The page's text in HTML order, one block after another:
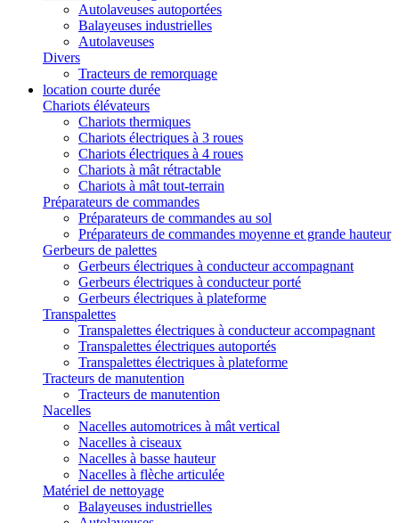
Autolaveuses autoportées
Balayeuses industrielles
Autolaveuses
Divers
Tracteurs de remorquage
location courte durée
Chariots élévateurs
Chariots thermiques
Chariots électriques à 3 roues
Chariots électriques à 4 roues
Chariots à mât rétractable
Chariots à mât tout-terrain
Préparateurs de commandes
Préparateurs de commandes au sol
Préparateurs de commandes moyenne et grande hauteur
Gerbeurs de palettes
Gerbeurs électriques à conducteur accompagnant
Gerbeurs électriques à conducteur porté
Gerbeurs électriques à plateforme
Transpalettes
Transpalettes électriques à conducteur accompagnant
Transpalettes électriques autoportés
Transpalettes électriques à plateforme
Tracteurs de manutention
Tracteurs de manutention
Nacelles
Nacelles automotrices à mât vertical
Nacelles à ciseaux
Nacelles à basse hauteur
Nacelles à flèche articulée
Matériel de nettoyage
Balayeuses industrielles